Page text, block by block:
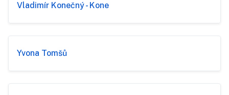
Vladimír Konečný - Kone
Yvona Tomšů